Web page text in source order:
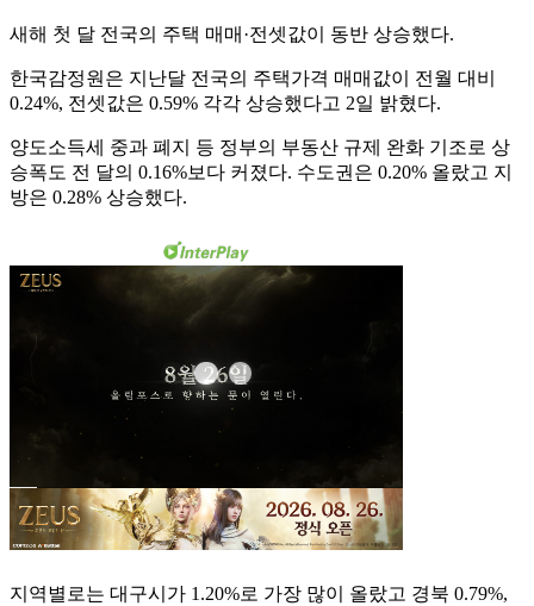
새해 첫 달 전국의 주택 매매·전셋값이 동반 상승했다.
한국감정원은 지난달 전국의 주택가격 매매값이 전월 대비
0.24%, 전셋값은 0.59% 각각 상승했다고 2일 밝혔다.
양도소득세 중과 폐지 등 정부의 부동산 규제 완화 기조로 상
승폭도 전 달의 0.16%보다 커졌다. 수도권은 0.20% 올랐고 지
방은 0.28% 상승했다.
지역별로는 대구시가 1.20%로 가장 많이 올랐고 경북 0.79%,